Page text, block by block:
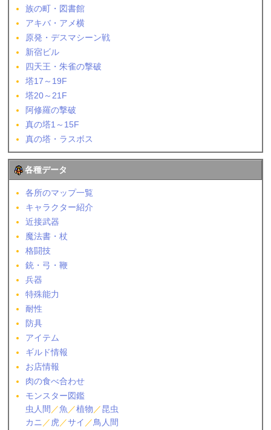
族の町・図書館
アキバ・アメ横
原発・デスマシーン戦
新宿ビル
四天王・朱雀の撃破
塔17～19F
塔20～21F
阿修羅の撃破
真の塔1～15F
真の塔・ラスボス
各種データ
各所のマップ一覧
キャラクター紹介
近接武器
魔法書・杖
格闘技
銃・弓・鞭
兵器
特殊能力
耐性
防具
アイテム
ギルド情報
お店情報
肉の食べ合わせ
モンスター図鑑
虫人間 ／魚 ／植物 ／昆虫
カニ ／ 虎 ／サイ ／鳥人間